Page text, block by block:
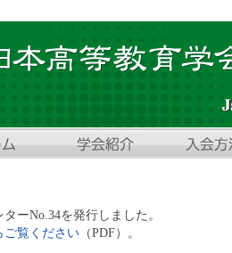
ーNo.34を発行しました。
ご覧ください （PDF）。